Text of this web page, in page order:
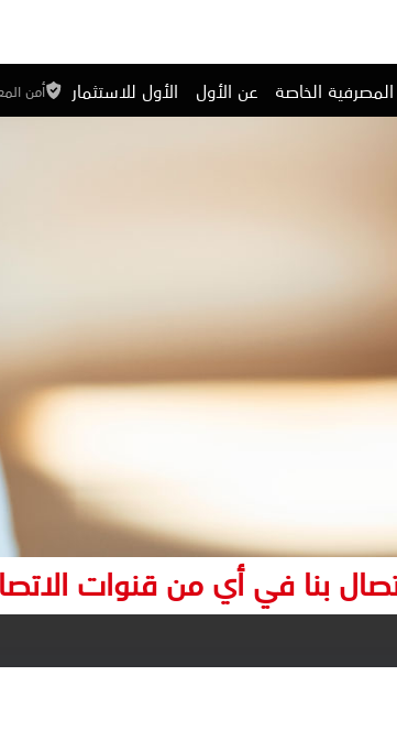
المصرفية الخاصة عن الأول الأول للاستثمار أمن
بنا في أي من قنوات